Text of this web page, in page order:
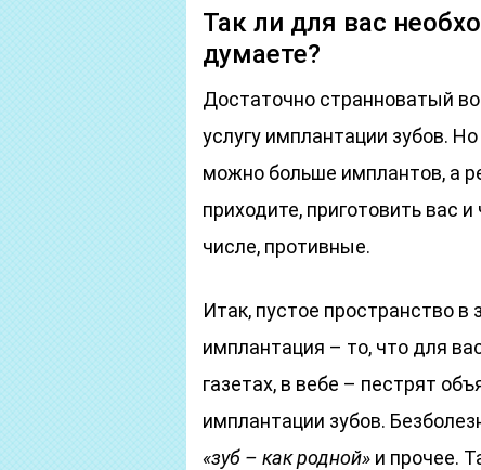
Так ли для вас
думаете?
Достаточно странноватый
услугу имплантации зубов.
можно больше имплантов, а
приходите, приготовить вас
числе, противные.
Итак, пустое пространство
имплантация – то, что для
газетах, в вебе – пестрят
имплантации зубов.
«зуб – как родной» и прочее.